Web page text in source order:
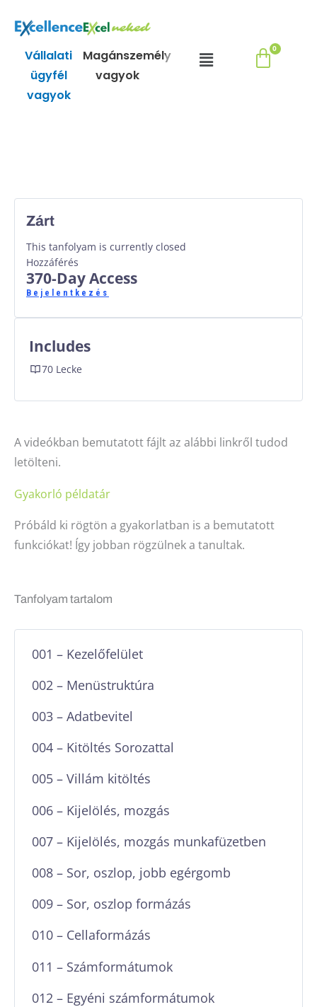
contentVállalati
ügyfél
vagyok
Magánszemély
vagyok
Menu
A videókban bemutatott fájlt az alábbi linkről tudod
letölteni.
Gyakorló példatár
Próbáld ki rögtön a gyakorlatban is a bemutatott
funkciókat! Így jobban rögzülnek a tanultak.
Tanfolyam tartalom
001 – Kezelőfelület
002 – Menüstruktúra
003 – Adatbevitel
004 – Kitöltés Sorozattal
005 – Villám kitöltés
006 – Kijelölés, mozgás
007 – Kijelölés, mozgás munkafüzetben
008 – Sor, oszlop, jobb egérgomb
009 – Sor, oszlop formázás
010 – Cellaformázás
011 – Számformátumok
012 – Egyéni számformátumok
Zárt
This tanfolyam is currently closed
Hozzáférés
370-Day Access
Bejelentkezés
Includes
70 Lecke